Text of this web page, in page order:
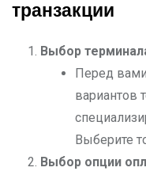
транзакции
Выбор
Перед
вариантов
Выберите
Выбор опции